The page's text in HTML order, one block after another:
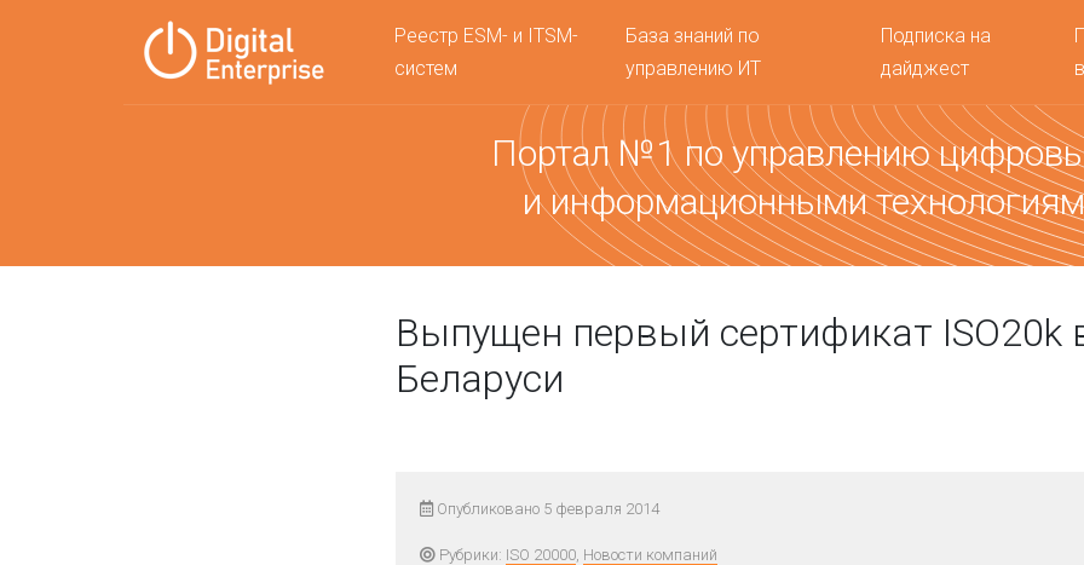
Реестр ESM- и ITSM-
систем
База знаний по
управлению ИТ
Подписка на
дайджест
Портал №1 по управлению
и информационными
Выпущен первый сертификат ISO20k
Беларуси
Опубликовано 5 февраля 2014
Рубрики: ISO 20000, Новости компаний